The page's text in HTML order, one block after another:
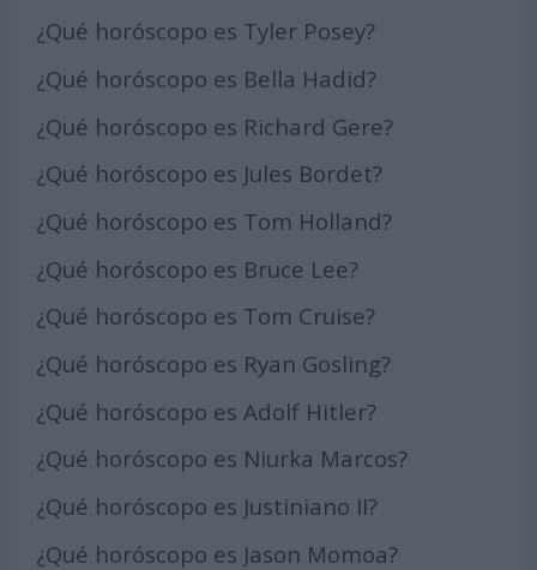
¿Qué horóscopo es Tyler Posey?
¿Qué horóscopo es Bella Hadid?
¿Qué horóscopo es Richard Gere?
¿Qué horóscopo es Jules Bordet?
¿Qué horóscopo es Tom Holland?
¿Qué horóscopo es Bruce Lee?
¿Qué horóscopo es Tom Cruise?
¿Qué horóscopo es Ryan Gosling?
¿Qué horóscopo es Adolf Hitler?
¿Qué horóscopo es Niurka Marcos?
¿Qué horóscopo es Justiniano II?
¿Qué horóscopo es Jason Momoa?